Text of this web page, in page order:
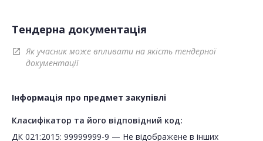
Тендерна документація
open_in_new
Як учасник може впливати на якість тендерної
документації
Інформація про предмет закупівлі
Класифікатор та його відповідний код:
ДК 021:2015: 99999999-9 — Не відображене в інших